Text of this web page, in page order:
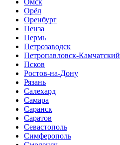
Омск
Орёл
Оренбург
Пенза
Пермь
Петрозаводск
Петропавловск-Камчатский
Псков
Ростов-на-Дону
Рязань
Салехард
Самара
Саранск
Саратов
Севастополь
Симферополь